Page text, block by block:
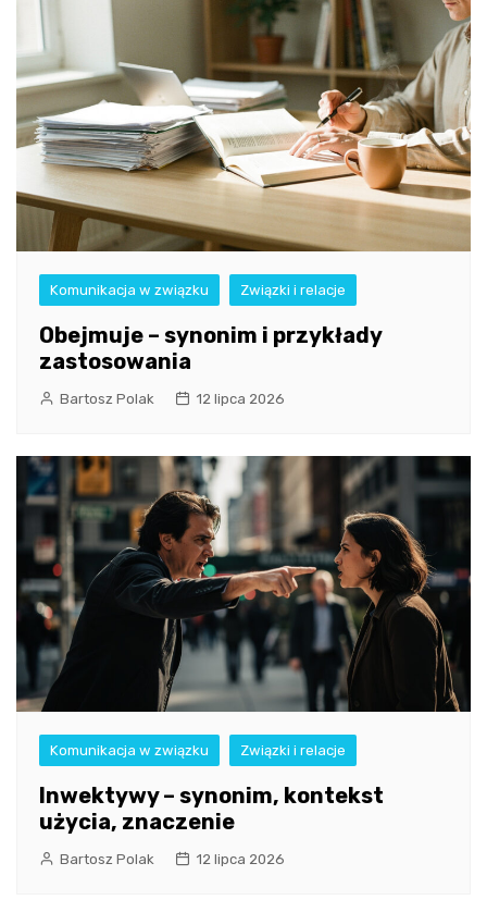
Komunikacja w związku Związki i relacje
Obejmuje – synonim i przykłady
zastosowania
Bartosz Polak 12 lipca 2026
Komunikacja w związku Związki i relacje
Inwektywy – synonim, kontekst
użycia, znaczenie
Bartosz Polak 12 lipca 2026